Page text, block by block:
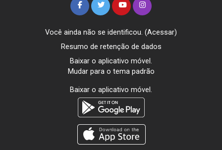
Você ainda não se identificou. (Acessar)
Resumo de retenção de dados
Baixar o aplicativo móvel.
Mudar para o tema padrão
Baixar o aplicativo móvel.